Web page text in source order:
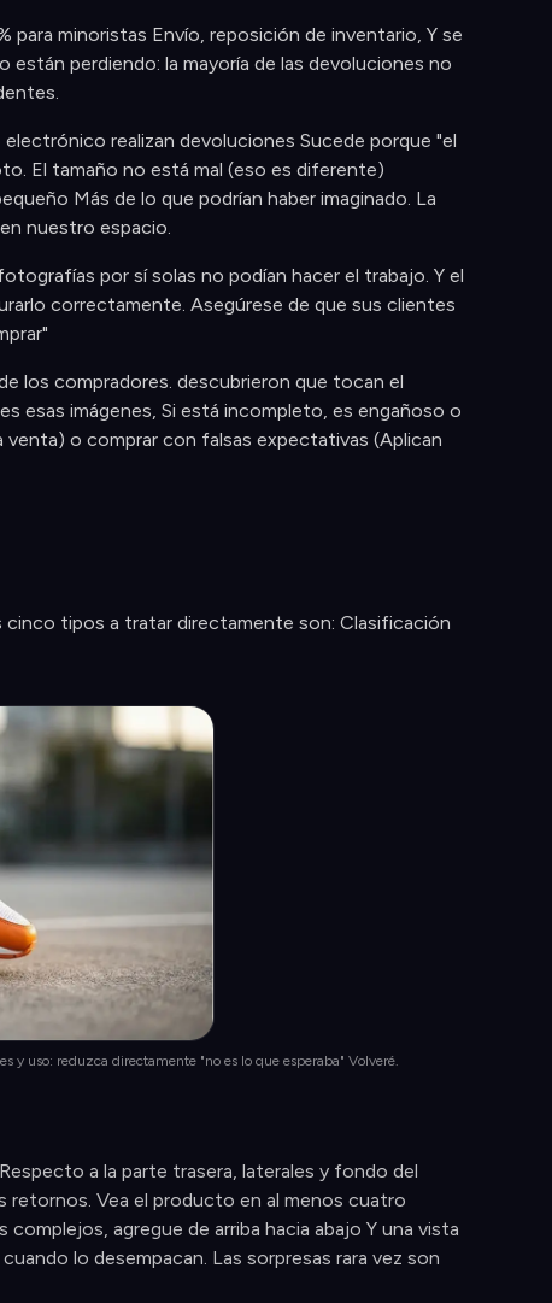
minoristas Envío, reposición de inventario, Y se
perdiendo: la mayoría de las devoluciones no
realizan devoluciones Sucede porque "el
El tamaño no está mal (eso es diferente)
Más de lo que podrían haber imaginado. La
nuestro espacio.
por sí solas no podían hacer el trabajo. Y el
correctamente. Asegúrese de que sus clientes
los compradores. descubrieron que tocan el
esas imágenes, Si está incompleto, es engañoso o
venta) o comprar con falsas expectativas (Aplican
tipos a tratar directamente son: Clasificación
y uso: reduzca directamente "no es lo que esperaba" Volveré.
a la parte trasera, laterales y fondo del
retornos. Vea el producto en al menos cuatro
agregue de arriba hacia abajo Y una vista
lo desempacan. Las sorpresas rara vez son